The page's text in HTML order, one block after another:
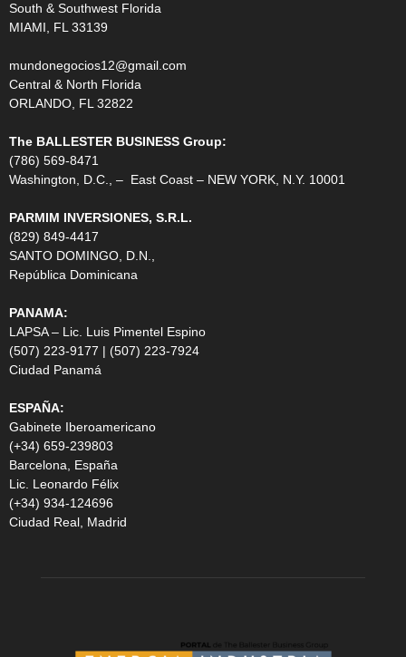
South & Southwest Florida
MIAMI, FL 33139
mundonegocios12@gmail.com
Central & North Florida
ORLANDO, FL 32822
The BALLESTER BUSINESS Group:
(786) 569-8471
Washington, D.C., – East Coast – NEW YORK, N.Y. 10001
PARMIM INVERSIONES, S.R.L.
(829) 849-4417
SANTO DOMINGO, D.N.,
República Dominicana
PANAMA:
LAPSA – Lic. Luis Pimentel Espino
(507) 223-9177 | (507) 223-7924
Ciudad Panamá
ESPAÑA:
Gabinete Iberoamericano
(+34) 659-239803
Barcelona, España
Lic. Leonardo Félix
(+34) 934-124696
Ciudad Real, Madrid